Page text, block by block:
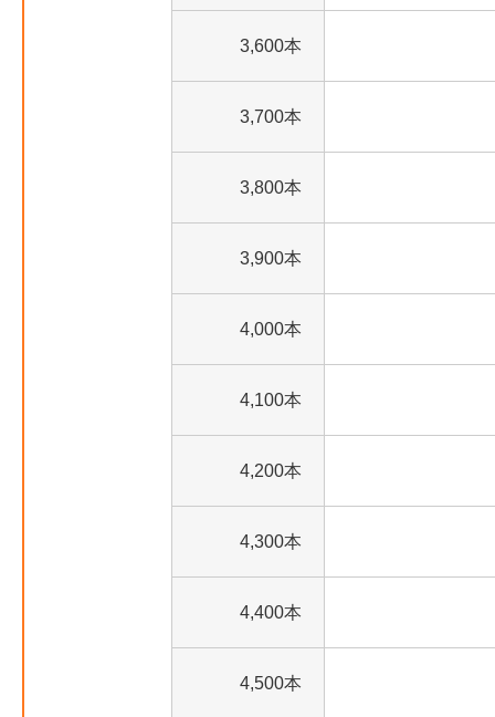
3,600本
3,700本
3,800本
3,900本
4,000本
4,100本
4,200本
4,300本
4,400本
4,500本